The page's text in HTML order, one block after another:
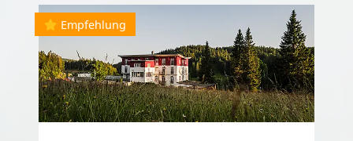
Empfehlung